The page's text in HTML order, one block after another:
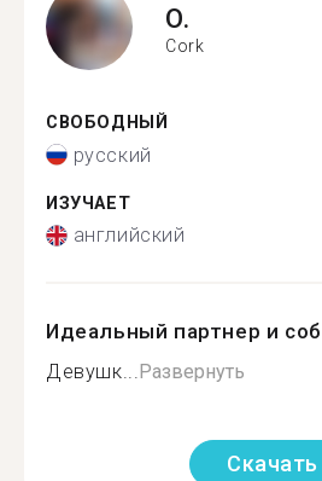
O.
Cork
СВОБОДНЫЙ
русский
ИЗУЧАЕТ
английский
Идеальный партнер и
Девушк...Развернуть